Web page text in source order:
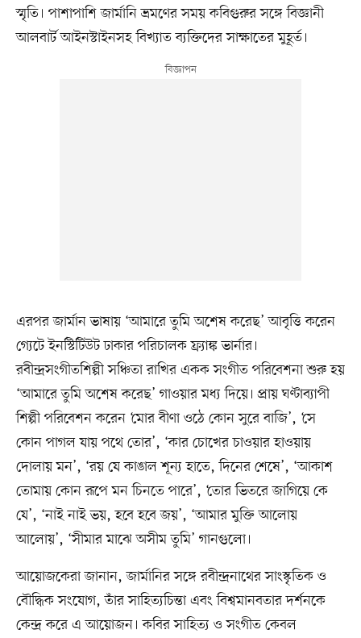
স্মৃতি। পাশাপাশি জার্মানি ভ্রমণের সময় কবিগুরুর সঙ্গে বিজ্ঞানী
আলবার্ট আইনস্টাইনসহ বিখ্যাত ব্যক্তিদের সাক্ষাতের মুহূর্ত।
এরপর জার্মান ভাষায় ‘আমারে তুমি অশেষ করেছ’ আবৃত্তি করেন
গ্যেটে ইনস্টিটিউট ঢাকার পরিচালক ফ্র্যাঙ্ক ভার্নার।
রবীন্দ্রসংগীতশিল্পী সঞ্চিতা রাখির একক সংগীত পরিবেশনা শুরু হয়
‘আমারে তুমি অশেষ করেছ’ গাওয়ার মধ্য দিয়ে। প্রায় ঘণ্টাব্যাপী
শিল্পী পরিবেশন করেন ‘মোর বীণা ওঠে কোন সুরে বাজি’, ‘সে
কোন পাগল যায় পথে তোর’, ‘কার চোখের চাওয়ার হাওয়ায়
দোলায় মন’, ‘রয় যে কাঙাল শূন্য হাতে, দিনের শেষে’, ‘আকাশ
তোমায় কোন রূপে মন চিনতে পারে’, ‘তোর ভিতরে জাগিয়ে কে
যে’, ‘নাই নাই ভয়, হবে হবে জয়’, ‘আমার মুক্তি আলোয়
আলোয়’, ‘সীমার মাঝে অসীম তুমি’ গানগুলো।
আয়োজকেরা জানান, জার্মানির সঙ্গে রবীন্দ্রনাথের সাংস্কৃতিক ও
বৌদ্ধিক সংযোগ, তাঁর সাহিত্যচিন্তা এবং বিশ্বমানবতার দর্শনকে
কেন্দ্র করে এ আয়োজন। কবির সাহিত্য ও সংগীত কেবল